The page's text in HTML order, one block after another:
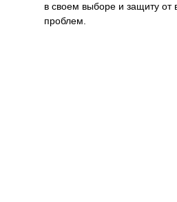
в своем выборе и защиту от
проблем.